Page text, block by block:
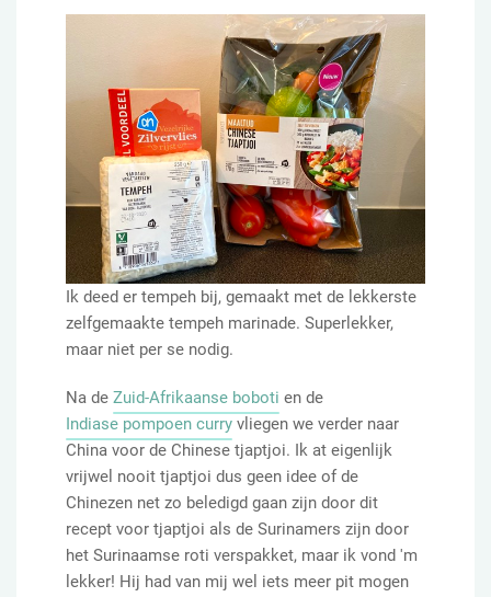
Ik deed er tempeh bij, gemaakt met de lekkerste
zelfgemaakte tempeh marinade. Superlekker,
maar niet per se nodig.
Na de Zuid-Afrikaanse boboti en de
Indiase pompoen curry vliegen we verder naar
China voor de Chinese tjaptjoi. Ik at eigenlijk
vrijwel nooit tjaptjoi dus geen idee of de
Chinezen net zo beledigd gaan zijn door dit
recept voor tjaptjoi als de Surinamers zijn door
het Surinaamse roti verspakket, maar ik vond 'm
lekker! Hij had van mij wel iets meer pit mogen